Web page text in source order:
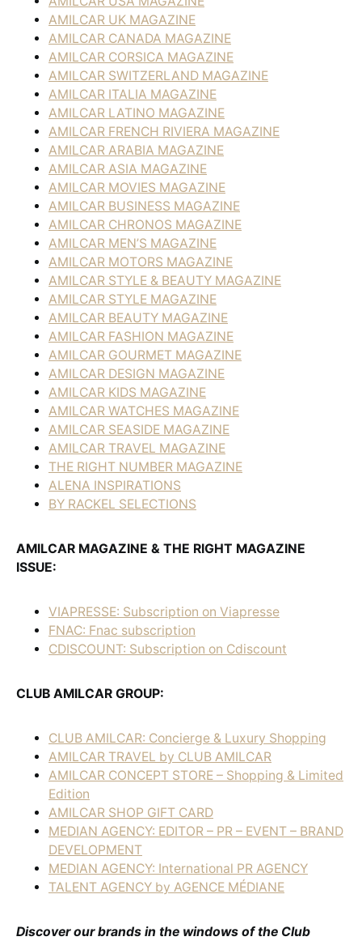
AMILCAR UK MAGAZINE
AMILCAR CANADA MAGAZINE
AMILCAR CORSICA MAGAZINE
AMILCAR SWITZERLAND MAGAZINE
AMILCAR ITALIA MAGAZINE
AMILCAR LATINO MAGAZINE
AMILCAR FRENCH RIVIERA MAGAZINE
AMILCAR ARABIA MAGAZINE
AMILCAR ASIA MAGAZINE
AMILCAR MOVIES MAGAZINE
AMILCAR BUSINESS MAGAZINE
AMILCAR CHRONOS MAGAZINE
AMILCAR MEN’S MAGAZINE
AMILCAR MOTORS MAGAZINE
AMILCAR STYLE & BEAUTY MAGAZINE
AMILCAR STYLE MAGAZINE
AMILCAR BEAUTY MAGAZINE
AMILCAR FASHION MAGAZINE
AMILCAR GOURMET MAGAZINE
AMILCAR DESIGN MAGAZINE
AMILCAR KIDS MAGAZINE
AMILCAR WATCHES MAGAZINE
AMILCAR SEASIDE MAGAZINE
AMILCAR TRAVEL MAGAZINE
THE RIGHT NUMBER MAGAZINE
ALENA INSPIRATIONS
BY RACKEL SELECTIONS
AMILCAR MAGAZINE & THE RIGHT MAGAZINE
ISSUE:
VIAPRESSE: Subscription on Viapresse
FNAC: Fnac subscription
CDISCOUNT: Subscription on Cdiscount
CLUB AMILCAR GROUP:
CLUB AMILCAR: Concierge & Luxury Shopping
AMILCAR TRAVEL by CLUB AMILCAR
AMILCAR CONCEPT STORE – Shopping & Limited
Edition
AMILCAR SHOP GIFT CARD
MEDIAN AGENCY: EDITOR – PR – EVENT – BRAND
DEVELOPMENT
MEDIAN AGENCY: International PR AGENCY
TALENT AGENCY by AGENCE MÉDIANE
Discover our brands in the windows of the Club